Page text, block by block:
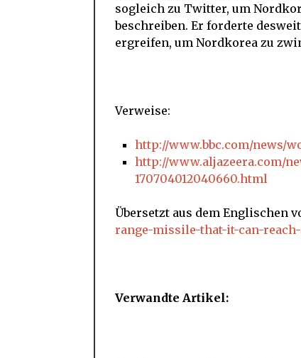
sogleich zu Twitter, um
beschreiben. Er forderte
ergreifen, um Nordkorea zu
Verweise:
http://www.bbc.com/news/
http://www.aljazeera.com/
170704012040660.html
Übersetzt aus dem Englischen
range-missile-that-it-can-
Verwandte Artikel: